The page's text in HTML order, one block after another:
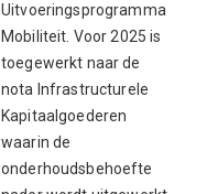
Uitvoeringsprogramma
Mobiliteit. Voor 2025 is
toegewerkt naar de
nota Infrastructurele
Kapitaalgoederen
waarin de
onderhoudsbehoefte